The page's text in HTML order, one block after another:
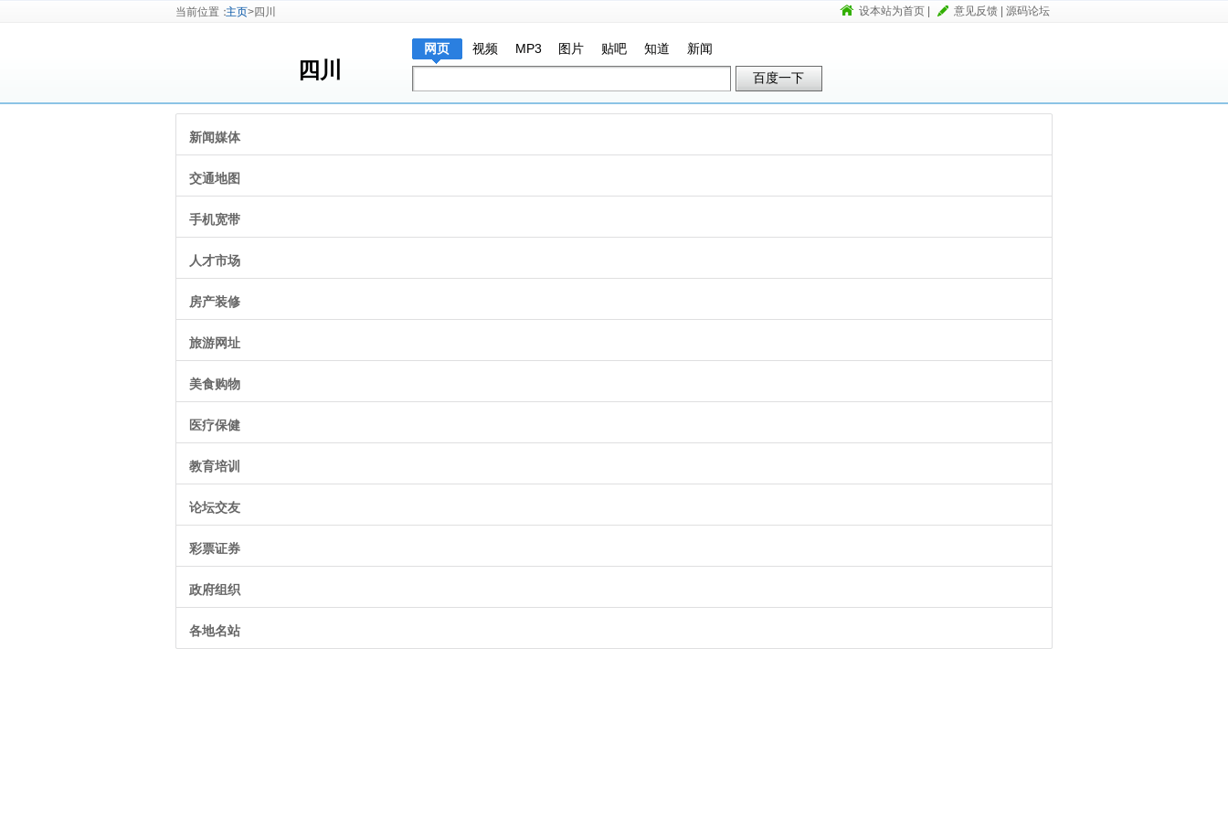
当前位置：主页>四川 设本站为首页 意见反馈 源码论坛
四川
网页 视频 MP3 图片 贴吧 知道
新闻
百度一下
新闻媒体
交通地图
手机宽带
人才市场
房产装修
旅游网址
美食购物
医疗保健
教育培训
论坛交友
彩票证券
政府组织
各地名站